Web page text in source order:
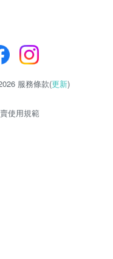
服務條款(更新)
使用規範